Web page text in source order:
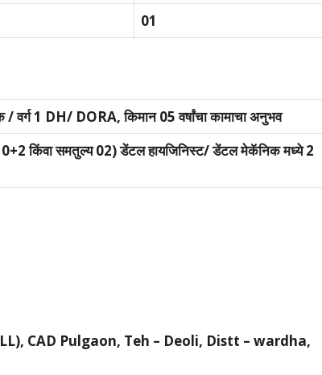
01
/ वर्ग 1 DH/ DORA, किमान 05 वर्षांचा कामाचा अनुभव
10+2 किंवा समतुल्य 02) डेंटल हायजिनिस्ट/ डेंटल मेकॅनिक मध्ये 2
CAD Pulgaon, Teh – Deoli, Distt – wardha,